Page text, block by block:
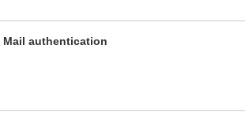
authentication